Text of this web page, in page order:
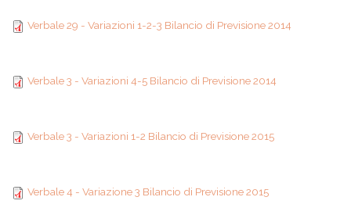
2013
Verbale 29 - Variazioni
Previsione 2014
Verbale 29 - Variazioni 1-2-3 Bilancio di Previsione 2014
Verbale 3 - Variazioni
Previsione 2014
Verbale 3 - Variazioni 4-5 Bilancio di Previsione 2014
Verbale 3 - Variazioni 1-
2015
Verbale 3 - Variazioni 1-2 Bilancio di Previsione 2015
Verbale 4 - Variazione 3
Verbale 4 - Variazione 3 Bilancio di Previsione 2015